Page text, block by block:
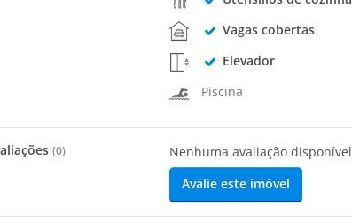
Vagas cobertas
Elevador
Piscina
(0)
Nenhuma avaliação disponível
Avalie este imóvel